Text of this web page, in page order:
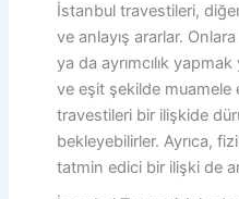
İstanbul travestileri,
ve anlayış ararlar.
ya da ayrımcılık
ve eşit şekilde
travestileri bir ilişkide
bekleyebilirler. Ayrıca,
tatmin edici bir ilişki de